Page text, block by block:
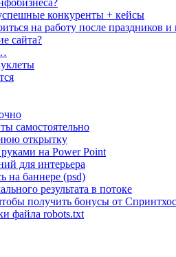
конкуренты + кейсы
на работу после праздников
сайта?
самостоятельно
открытку
на Power Point
для интерьера
на баннере (psd)
результата в потоке
получить бонусы от
файла robots.txt